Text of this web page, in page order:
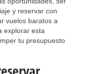
y reservar con
vuelos baratos a
explorar esta
tu presupuesto